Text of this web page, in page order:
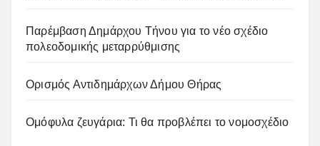
Παρέμβαση Δημάρχου Τήνου για το νέο σχέδιο
πολεοδομικής μεταρρύθμισης
Ορισμός Αντιδημάρχων Δήμου Θήρας
Ομόφυλα ζευγάρια: Τι θα προβλέπει το νομοσχέδιο